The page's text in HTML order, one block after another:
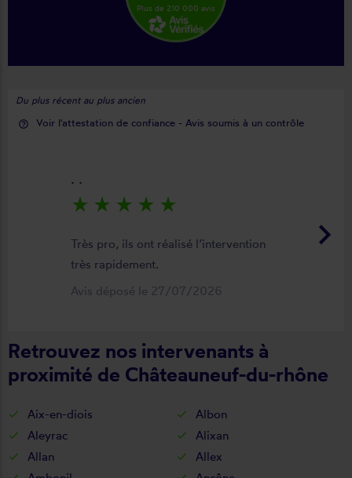
Plus de 210 000 avis
Du plus récent au plus ancien
help_outline Voir l'attestation de confiance - Avis soumis à un contrôle
keyboard_arrow_right
. .
star_rate star_rate star_rate star_rate star_rate
Très pro, ils ont réalisé l’intervention
très rapidement.
Avis déposé le 27/07/2026
Retrouvez nos intervenants à
proximité de Châteauneuf-du-rhône
Aix-en-diois
Albon
Aleyrac
Alixan
Allan
Allex